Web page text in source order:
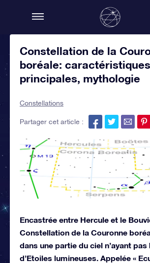
Constellation de la
boréale:
principales, mythologie
Constellations
Partager cet article :
Encastrée entre Hercule et le
Constellation de la Couronne
dans une partie du ciel n’ayant
d’Etoiles lumineuses. Appelée «